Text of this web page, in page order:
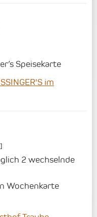
Speisekarte
im
]
2 wechselnde
Wochenkarte